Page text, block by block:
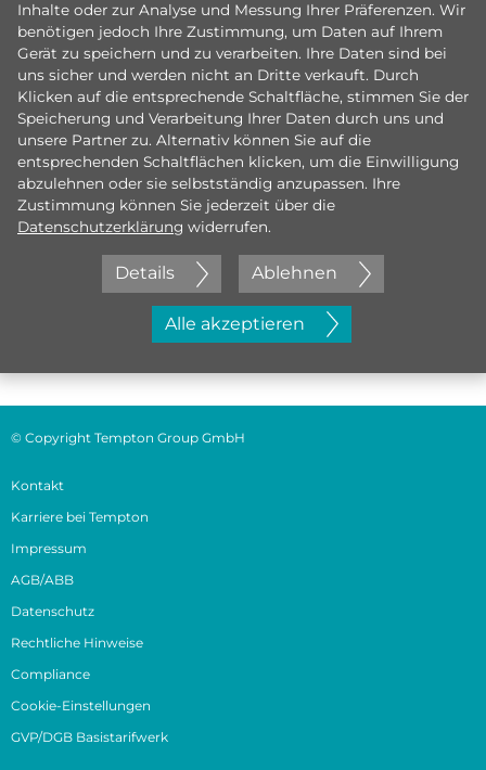
Jetzt initiativ bewerben
Inhalte oder zur Analyse und Messung Ihrer Präferenzen. Wir
benötigen jedoch Ihre Zustimmung, um Daten auf Ihrem
Gerät zu speichern und zu verarbeiten. Ihre Daten sind bei
uns sicher und werden nicht an Dritte verkauft. Durch
Klicken auf die entsprechende Schaltfläche, stimmen Sie der
Speicherung und Verarbeitung Ihrer Daten durch uns und
unsere Partner zu. Alternativ können Sie auf die
entsprechenden Schaltflächen klicken, um die Einwilligung
abzulehnen oder sie selbstständig anzupassen. Ihre
Zustimmung können Sie jederzeit über die
Datenschutzerklärung widerrufen.
Details Ablehnen
Alle akzeptieren
© Copyright Tempton Group GmbH
Kontakt
Karriere bei Tempton
Impressum
AGB/ABB
Datenschutz
Rechtliche Hinweise
Compliance
Cookie-Einstellungen
GVP/DGB Basistarifwerk